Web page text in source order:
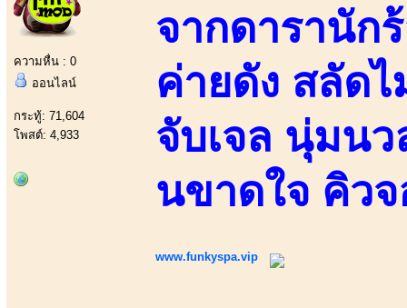
ความหื่น : 0
ออนไลน์
กระทู้: 71,604
โพสต์: 4,933
จากดารานัก
ค่ายดัง สลัด
จับเจล นุ่มน
นขาดใจ คิว
www.funkyspa.vip